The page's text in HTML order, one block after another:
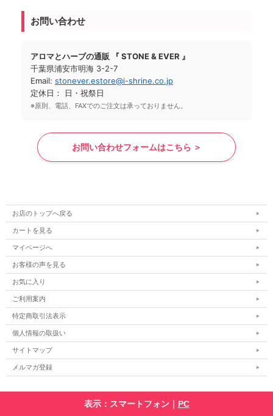
お問い合わせ
アロマとハーブの通販 『 STONE & EVER 』
千葉県浦安市明海 3-2-7
Email: stonever.estore@i-shrine.co.jp
定休日： 日・祝祭日
※原則、電話、FAXでのご注文は承っておりません。
お問い合わせフォームはこちら ＞
お店のトップへ戻る
カートを見る
マイページへ
お客様の声を見る
お気に入り
ご利用案内
特定商取引法表示
個人情報の取扱い
サイトマップ
メルマガ登録
表示：スマートフォン｜ PC